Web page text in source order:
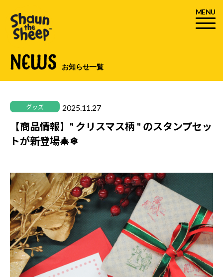
MENU
NEWS お知らせ一覧
グッズ 2025.11.27
【商品情報】" クリスマス柄 " のスタンプセッ
トが新登場🎄❄